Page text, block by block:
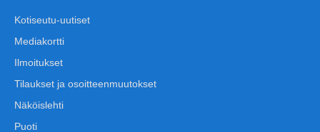
Kotiseutu-uutiset
Mediakortti
Ilmoitukset
Tilaukset ja osoitteenmuutokset
Näköislehti
Puoti